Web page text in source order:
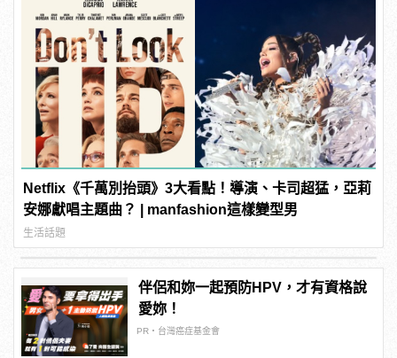
Netflix《千萬別抬頭》3大看點！導演、卡司超猛，亞莉
安娜獻唱主題曲？ | manfashion這樣變型男
生活話題
伴侶和妳一起預防HPV，才有資格說
愛妳！
PR・台灣癌症基金會